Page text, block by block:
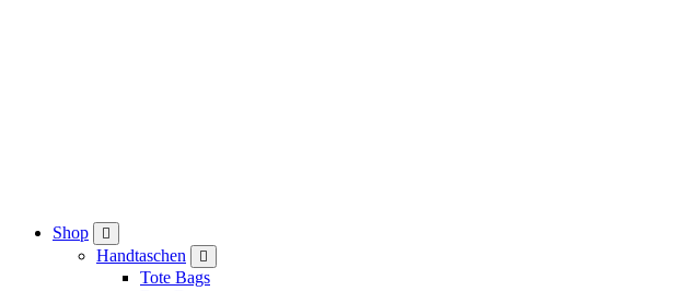
Shop
Handtaschen
Tote Bags